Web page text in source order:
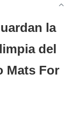
la
del
Mats For